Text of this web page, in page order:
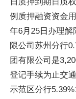
日质押到期日质
例质押融资资金
年6月25日办理
限公司苏州分行
团有限公司是
登记手续为止交
示范区分行